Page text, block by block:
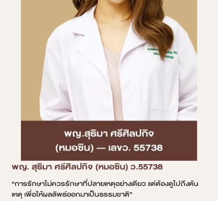
พญ. สุธิมา ศรีศิลปกิจ (หมอซิน) ว.55738
“การรักษาไม่ควรรักษาที่ปลายเหตุอย่างเดียว แต่ต้องดูไปถึงต้น
เหตุ เพื่อให้ผลลัพธ์ออกมาเป็นธรรมชาติ”